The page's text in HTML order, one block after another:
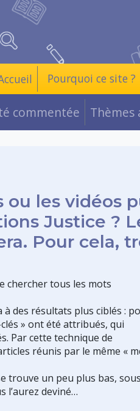
Pourquoi ce site ?
commentée Thèmes
ou les vidéos
Justice ?
Pour cela,
chercher tous les mots
à des résultats plus ciblés :
» ont été attribués, qui
Par cette technique de
réunis par le même «
trouve un peu plus bas,
l’aurez deviné…